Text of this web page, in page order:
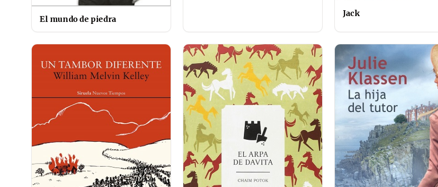
El mundo de piedra
Jack